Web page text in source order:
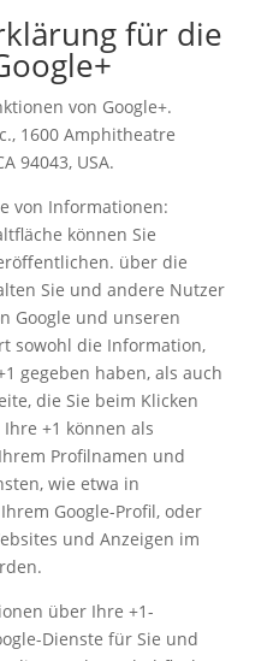
für die
von Google+.
1600 Amphitheatre
94043, USA.
von Informationen:
können Sie
über die
Sie und andere Nutzer
Google und unseren
sowohl die Information,
gegeben haben, als auch
die Sie beim Klicken
+1 können als
Profilnamen und
wie etwa in
Google-Profil, oder
und Anzeigen im
über Ihre +1-
Dienste für Sie und